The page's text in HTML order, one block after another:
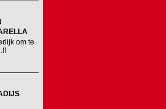
om te